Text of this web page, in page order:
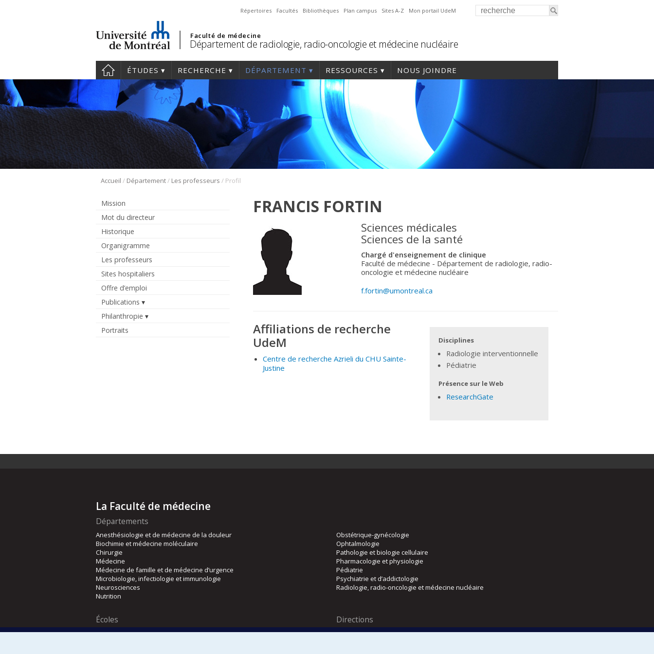
Répertoires Facultés Bibliothèques Plan campus Sites A-Z Mon portail UdeM
Faculté de médecine
Département de radiologie, radio-oncologie et médecine nucléaire
ÉTUDES RECHERCHE DÉPARTEMENT RESSOURCES NOUS JOINDRE
Accueil / Département/ Les professeurs / Profil
Mission
Mot du directeur
Historique
Organigramme
Les professeurs
Sites hospitaliers
Offre d’emploi
Publications
Philanthropie
Portraits
FRANCIS FORTIN
Sciences médicales
Sciences de la santé
Chargé d'enseignement de clinique
Faculté de médecine - Département de radiologie, radio-
oncologie et médecine nucléaire
f.fortin@umontreal.ca
Disciplines
Radiologie interventionnelle
Pédiatrie
Présence sur le Web
ResearchGate
Affiliations de recherche
UdeM
Centre de recherche Azrieli du CHU Sainte-
Justine
La Faculté de médecine
Départements
Anesthésiologie et de médecine de la douleur
Biochimie et médecine moléculaire
Chirurgie
Médecine
Médecine de famille et de médecine d’urgence
Microbiologie, infectiologie et immunologie
Neurosciences
Nutrition
Obstétrique-gynécologie
Ophtalmologie
Pathologie et biologie cellulaire
Pharmacologie et physiologie
Pédiatrie
Psychiatrie et d’addictologie
Radiologie, radio-oncologie et médecine nucléaire
Écoles
Kinésiologie et des sciences de l’activité physique
Directions
DPC